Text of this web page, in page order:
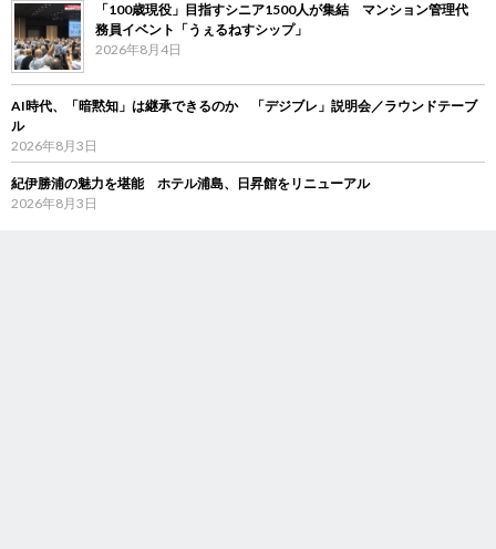
「100歳現役」目指すシニア1500人が集結 マンション管理代
務員イベント「うぇるねすシップ」
2026年8月4日
AI時代、「暗黙知」は継承できるのか 「デジブレ」説明会／ラウンドテーブ
ル
2026年8月3日
紀伊勝浦の魅力を堪能 ホテル浦島、日昇館をリニューアル
2026年8月3日